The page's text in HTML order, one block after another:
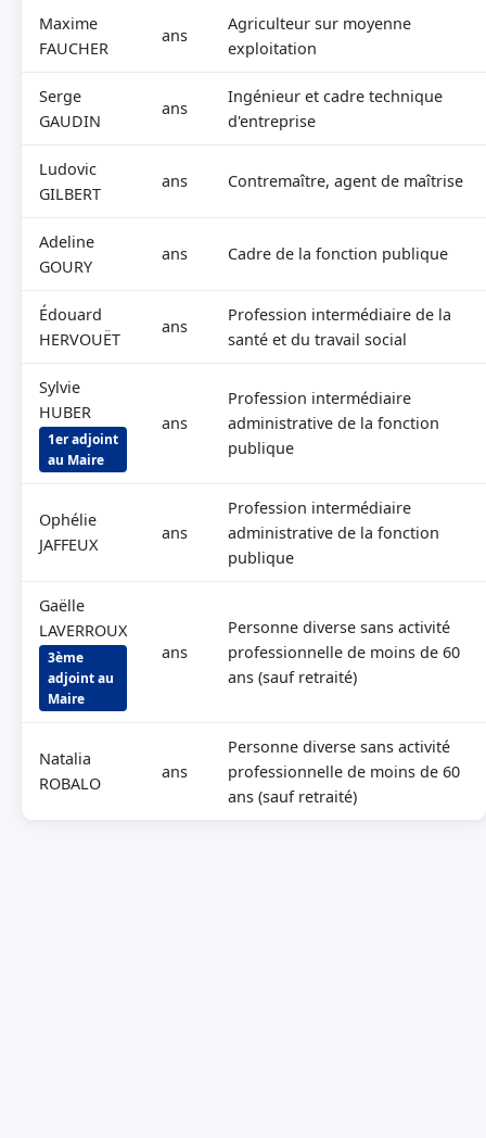
Maxime
FAUCHER
ans
Agriculteur sur moyenne
exploitation
Serge
GAUDIN
ans
Ingénieur et cadre technique
d'entreprise
Ludovic
GILBERT
ans Contremaître, agent de maîtrise
Adeline
GOURY
ans Cadre de la fonction publique
Édouard
HERVOUËT
ans
Profession intermédiaire de la
santé et du travail social
Sylvie
HUBER
1er adjoint
au Maire
ans
Profession intermédiaire
administrative de la fonction
publique
Ophélie
JAFFEUX
ans
Profession intermédiaire
administrative de la fonction
publique
Gaëlle
LAVERROUX
3ème
adjoint au
Maire
ans
Personne diverse sans activité
professionnelle de moins de 60
ans (sauf retraité)
Natalia
ROBALO
ans
Personne diverse sans activité
professionnelle de moins de 60
ans (sauf retraité)